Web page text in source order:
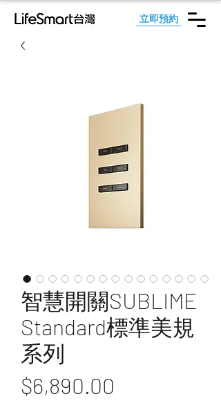
立即預約
智慧開關SUBLIME
Standard標準美規
系列
$6,890.00